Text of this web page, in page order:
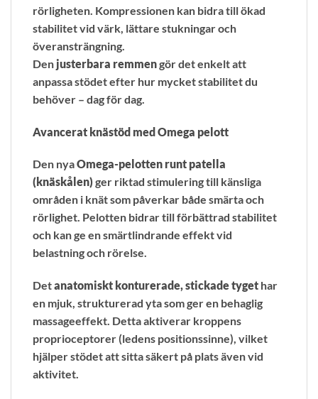
rörligheten. Kompressionen kan bidra till ökad
stabilitet vid värk, lättare stukningar och
överansträngning.
Denjusterbara remmengör det enkelt att
anpassa stödet efter hur mycket stabilitet du
behöver – dag för dag.
Avancerat knästöd med Omega pelott
Den nyaOmega-pelotten runt patella
(knäskålen) ger riktad stimulering till känsliga
områden i knät som påverkar både smärta och
rörlighet. Pelotten bidrar till förbättrad stabilitet
och kan ge en smärtlindrande effekt vid
belastning och rörelse.
Detanatomiskt konturerade, stickade tyget har
en mjuk, strukturerad yta som ger en behaglig
massageeffekt. Detta aktiverar kroppens
proprioceptorer (ledens positionssinne), vilket
hjälper stödet att sitta säkert på plats även vid
aktivitet.